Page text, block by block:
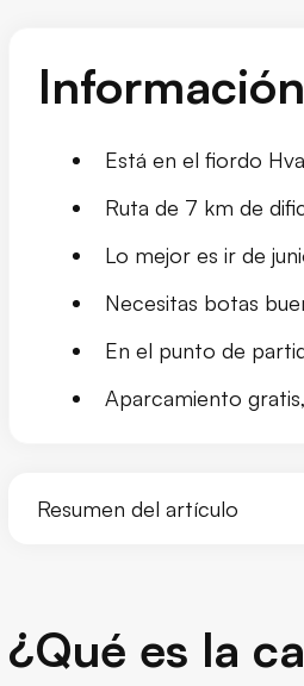
Información clave para visitantes
Está en el fiordo
Ruta de 7 km de
Lo mejor es ir de
Necesitas botas
En el punto de
Aparcamiento
Resumen del artículo
¿Por qué
¿Qué es la